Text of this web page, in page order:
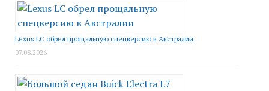
Lexus LC обрел прощальную спецверсию в Австралии
07.08.2026